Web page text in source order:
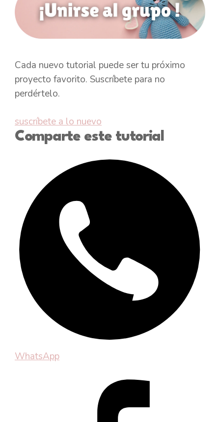
Cada nuevo tutorial puede ser tu próximo
proyecto favorito. Suscríbete para no
perdértelo.
suscríbete a lo nuevo
Comparte este tutorial
WhatsApp